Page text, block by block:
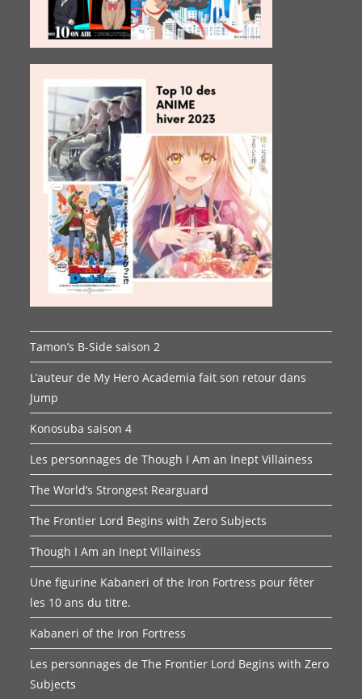
Tamon’s B-Side saison 2
L’auteur de My Hero Academia fait son retour dans
Jump
Konosuba saison 4
Les personnages de Though I Am an Inept Villainess
The World’s Strongest Rearguard
The Frontier Lord Begins with Zero Subjects
Though I Am an Inept Villainess
Une figurine Kabaneri of the Iron Fortress pour fêter
les 10 ans du titre.
Kabaneri of the Iron Fortress
Les personnages de The Frontier Lord Begins with Zero
Subjects